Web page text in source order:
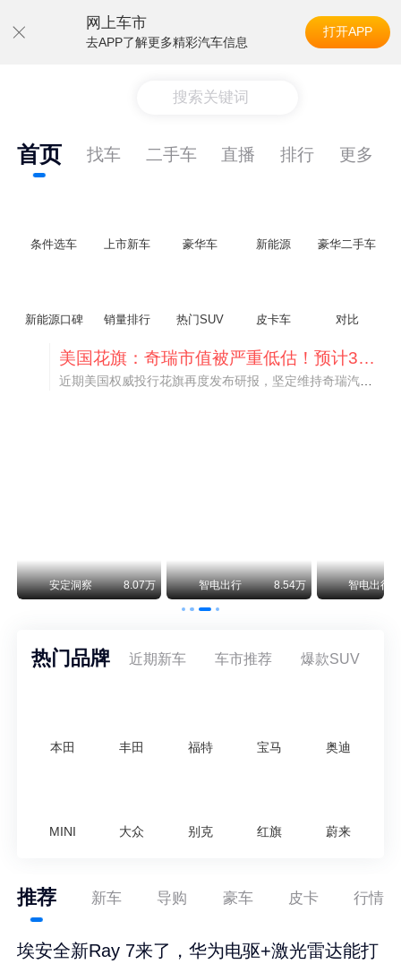
网上车市
去APP了解更多精彩汽车信息
打开APP
搜索关键词
首页 找车 二手车 直播 排行 更多
条件选车 上市新车 豪华车 新能源 豪华二手车
新能源口碑 销量排行 热门SUV 皮卡车 对比
美国花旗：奇瑞市值被严重低估！预计36港元/股
近期美国权威投行花旗再度发布研报，坚定维持奇瑞汽车（09973.HK）买入评级，将其合理目标价定格在36港元/股。对照公司最新25.46港元的二级市场现价，这一目标价意味着股价存在41.4%的可观上行空间，花旗直言，当前资本市场受短期市场情绪、国内车市价格战扰动，明显低估了奇瑞长期价值与全球化成长潜力。
安定洞察 8.07万 智电出行 8.54万 智电出行
热门品牌 近期新车 车市推荐 爆款SUV
本田 丰田 福特 宝马 奥迪
MINI 大众 别克 红旗 蔚来
推荐 新车 导购 豪车 皮卡 行情
埃安全新Ray 7来了，华为电驱+激光雷达能打